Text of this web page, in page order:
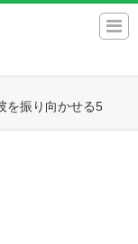
を振り向かせる5